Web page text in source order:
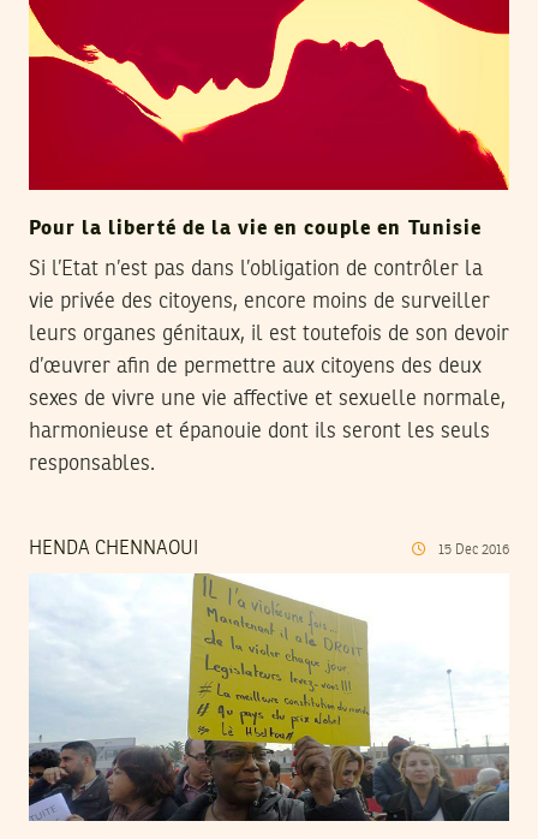
Pour la liberté de la vie en couple en Tunisie
Si l’Etat n’est pas dans l’obligation de contrôler la
vie privée des citoyens, encore moins de surveiller
leurs organes génitaux, il est toutefois de son devoir
d’œuvrer afin de permettre aux citoyens des deux
sexes de vivre une vie affective et sexuelle normale,
harmonieuse et épanouie dont ils seront les seuls
responsables.
HENDA CHENNAOUI 15 Dec 2016